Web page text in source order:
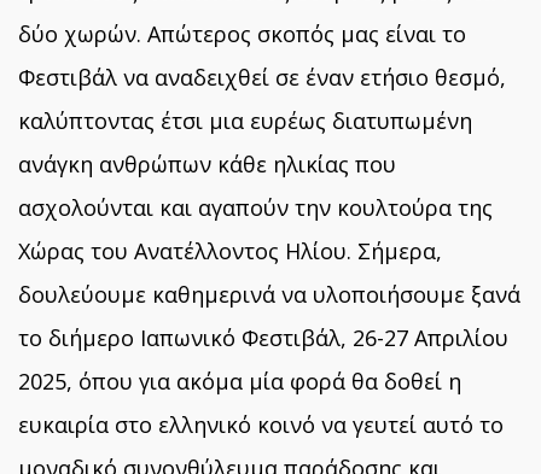
δύο χωρών. Απώτερος σκοπός μας είναι το
Φεστιβάλ να αναδειχθεί σε έναν ετήσιο θεσμό,
καλύπτοντας έτσι μια ευρέως διατυπωμένη
ανάγκη ανθρώπων κάθε ηλικίας που
ασχολούνται και αγαπούν την κουλτούρα της
Χώρας του Ανατέλλοντος Ηλίου. Σήμερα,
δουλεύουμε καθημερινά να υλοποιήσουμε ξανά
το διήμερο Ιαπωνικό Φεστιβάλ, 26-27 Απριλίου
2025, όπου για ακόμα μία φορά θα δοθεί η
ευκαιρία στο ελληνικό κοινό να γευτεί αυτό το
μοναδικό συνονθύλευμα παράδοσης και